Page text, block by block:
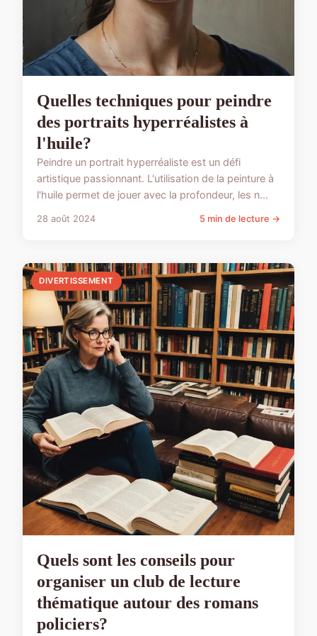
Quelles techniques pour peindre
des portraits hyperréalistes à
l'huile?
Peindre un portrait hyperréaliste est un défi
artistique passionnant. L'utilisation de la peinture à
l'huile permet de jouer avec la profondeur, les n...
28 août 2024 5 min de lecture →
DIVERTISSEMENT
Quels sont les conseils pour
organiser un club de lecture
thématique autour des romans
policiers?